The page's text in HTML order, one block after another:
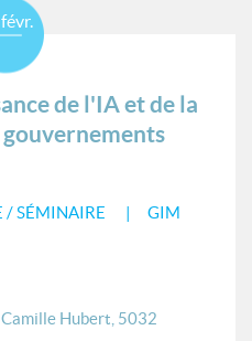
de l'IA et de la
/ SÉMINAIRE GIM
Hubert, 5032